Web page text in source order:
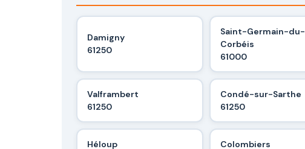
Damigny
61250
Saint-Germain-du-
Corbéis
61000
Valframbert
61250
Condé-sur-Sarthe
61250
Héloup
Colombiers